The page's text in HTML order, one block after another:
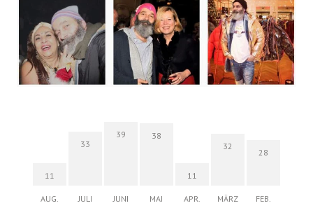
11
AUG.
33
JULI
39
JUNI
38
MAI
11
APR.
32
MÄRZ
28
FEB.